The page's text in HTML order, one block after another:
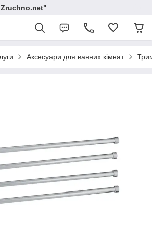
Аксесуари для ванних кімнат